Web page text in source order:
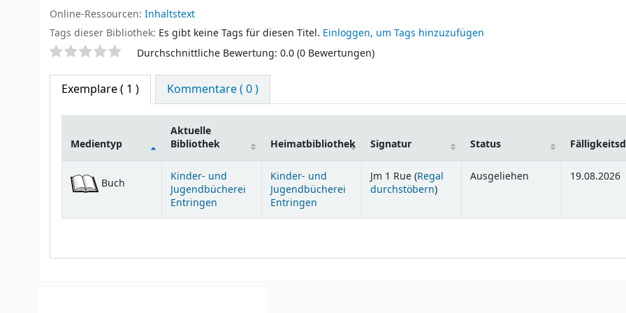
Online-Ressourcen: Inhaltstext
Tags dieser Bibliothek: Es gibt keine Tags für diesen Titel. Einloggen, um Tags hinzuzufügen
SternchenbewertungDurchschnittliche Bewertung: 0.0 (0 Bewertungen)
Exemplare( 1 ) Kommentare ( 0 )
Medientyp
Aktuelle
Bibliothek
Heimatbibliothek Signatur Status
Buch
Kinder- und
Jugendbücherei
Entringen
Kinder- und
Jugendbücherei
Entringen
Jm 1 Rue (Regal
durchstöbern(Öffnet sich unterhalb)
)
Ausgeliehen 19.08.2026